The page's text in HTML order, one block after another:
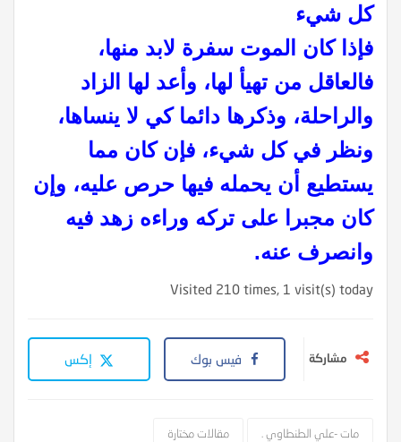
كل شيء
فإذا كان الموت سفرة لابد منها،
فالعاقل من تهيأ لها، وأعد لها الزاد
والراحلة، وذكرها دائما كي لا ينساها،
ونظر في كل شيء، فإن كان مما
يستطيع أن يحمله فيها حرص عليه، وإن
كان مجبرا على تركه وراءه زهد فيه
وانصرف عنه.
Visited 210 times, 1 visit(s) today
مشاركة فيس بوك إكس
مات -علي الطنطاوي . مقالات مختارة